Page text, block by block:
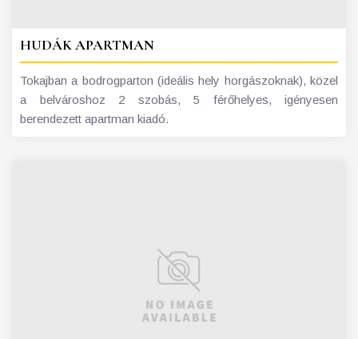
HUDÁK APARTMAN
Tokajban a bodrogparton (ideális hely horgászoknak), közel
a belvároshoz 2 szobás, 5 férőhelyes, igényesen
berendezett apartman kiadó.